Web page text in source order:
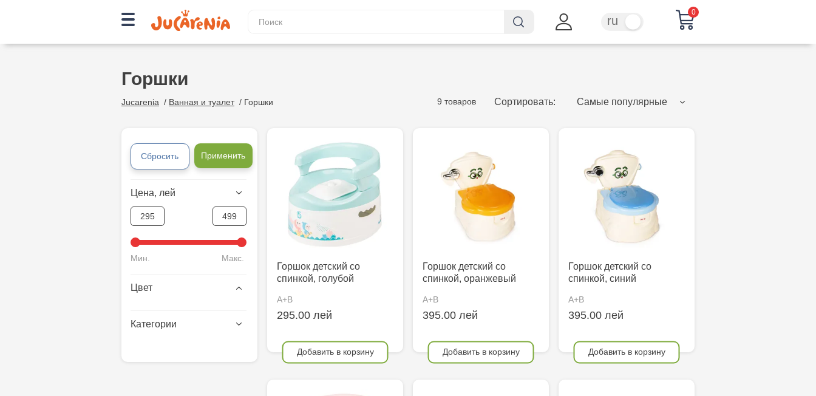
ru
0
Горшки
Jucarenia / Ванная и туалет/ Горшки 9 товаров Сортировать: Самые популярные
Сбросить Применить
Цена, лей
Мин. Макс.
Цвет
Категории
Горшок детский со
спинкой, голубой
A+B
295.00 лей
Добавить в корзину
Горшок детский со
спинкой, оранжевый
A+B
395.00 лей
Добавить в корзину
Горшок детский со
спинкой, синий
A+B
395.00 лей
Добавить в корзину